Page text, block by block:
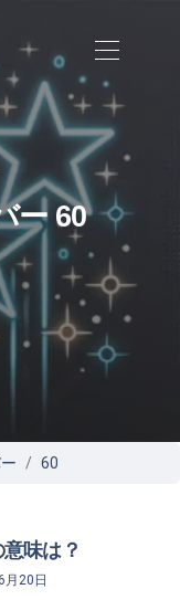
ー 60
60
味は？
月20日